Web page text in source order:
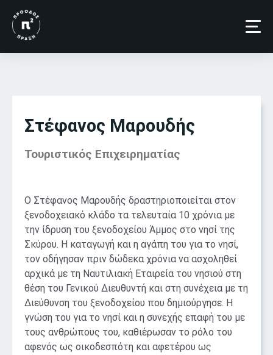
Στέφανος Μαρουδής
Τουριστικός Επιχειρηματίας​
Ο Στέφανος Μαρουδής δραστηριοποιείται στον
ξενοδοχειακό κλάδο τα τελευταία 10 χρόνια με
την ίδρυση του ξενοδοχείου Άμμος στο νησί της
Σκύρου. Η καταγωγή και η αγάπη του για το νησί,
τον οδήγησαν πριν δώδεκα χρόνια να ασχοληθεί
αρχικά με τη Ναυτιλιακή Εταιρεία του νησιού στη
θέση του Γενικού Διευθυντή και στη συνέχεια με τη
Διεύθυνση του ξενοδοχείου που δημιούργησε. Η
γνώση του για το νησί και η συνεχής επαφή του με
τους ανθρώπους του, καθιέρωσαν το ρόλο του
αφενός ως οικοδεσπότη και αφετέρου ως